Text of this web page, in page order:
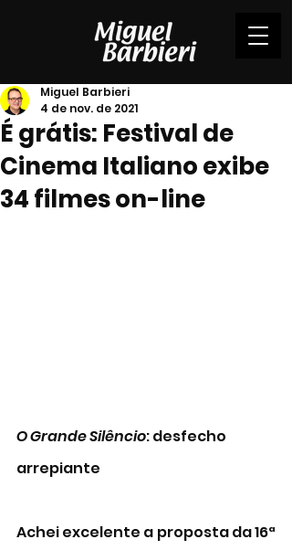
É grátis: Festival de
Cinema Italiano exibe
34 filmes on-line
Miguel Barbieri
4 de nov. de 2021
O Grande Silêncio: desfecho
arrepiante
Achei excelente a proposta da 16ª